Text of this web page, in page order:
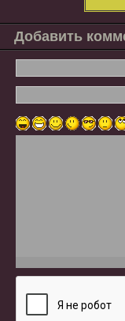
Добавить